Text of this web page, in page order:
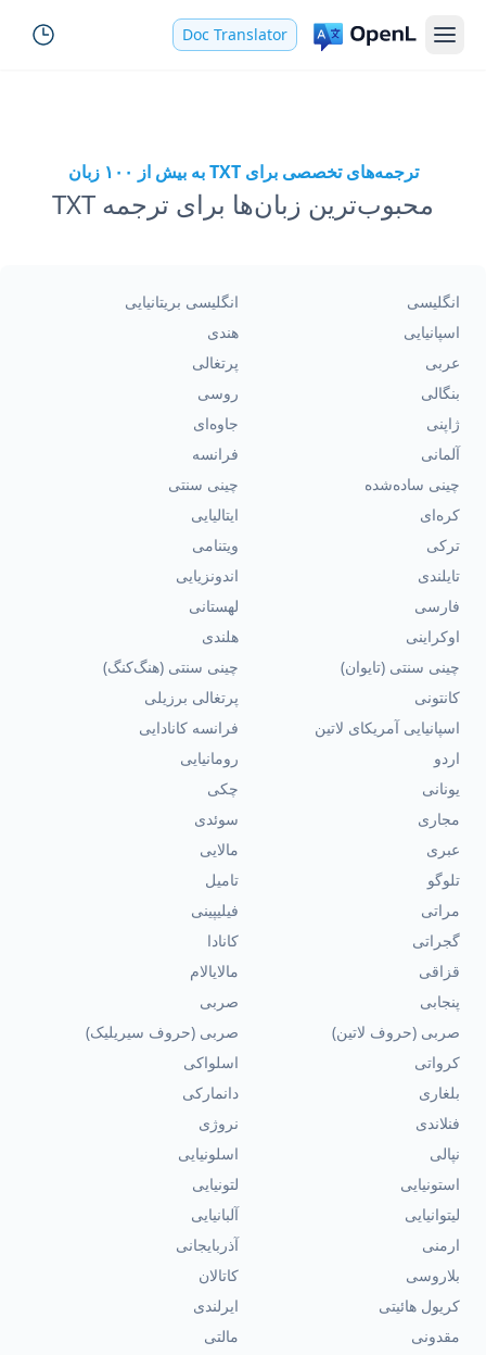
Doc Translator
ترجمه‌های تخصصی برای TXT به بیش از ۱۰۰ زبان
محبوب‌ترین زبان‌ها برای ترجمه TXT
انگلیسی
انگلیسی بریتانیایی
اسپانیایی
هندی
عربی
پرتغالی
بنگالی
روسی
ژاپنی
جاوه‌ای
آلمانی
فرانسه
چینی ساده‌شده
چینی سنتی
کره‌ای
ایتالیایی
ترکی
ویتنامی
تایلندی
اندونزیایی
فارسی
لهستانی
اوکراینی
هلندی
چینی سنتی (تایوان)
چینی سنتی (هنگ‌کنگ)
کانتونی
پرتغالی برزیلی
اسپانیایی آمریکای لاتین
فرانسه کانادایی
اردو
رومانیایی
یونانی
چکی
مجاری
سوئدی
عبری
مالایی
تلوگو
تامیل
مراتی
فیلیپینی
گجراتی
کانادا
قزاقی
مالایالام
پنجابی
صربی
صربی (حروف لاتین)
صربی (حروف سیریلیک)
کرواتی
اسلواکی
بلغاری
دانمارکی
فنلاندی
نروژی
نپالی
اسلونیایی
استونیایی
لتونیایی
لیتوانیایی
آلبانیایی
ارمنی
آذربایجانی
بلاروسی
کاتالان
کریول هائیتی
ایرلندی
مقدونی
مالتی